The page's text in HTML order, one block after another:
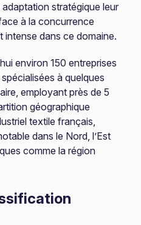
stratégique leur
à la concurrence
intense dans ce domaine.
environ 150 entreprises
à quelques
employant près de 5
géographique
textile français,
dans le Nord, l’Est
comme la région